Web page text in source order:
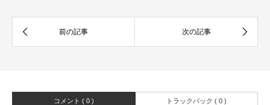
コメント ( 0 ) トラックバック ( 0 )